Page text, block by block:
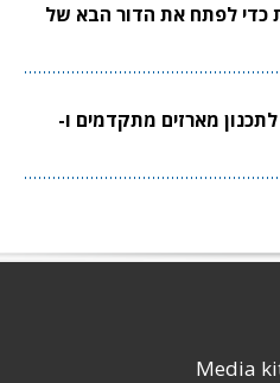
כדי לפתח את הדור הבא של
מארזים מתקדמים ו-
Media